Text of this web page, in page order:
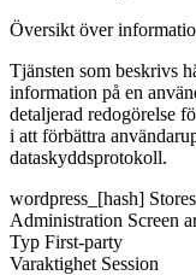
Översikt över
Tjänsten som beskrivs
information på en
detaljerad redogörelse
i att förbättra
dataskyddsprotokoll.
wordpress_[hash]
Administration Screen
Typ First-party
Varaktighet Session